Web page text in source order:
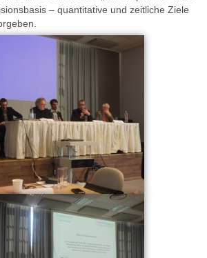
– quantitative und zeitliche Ziele